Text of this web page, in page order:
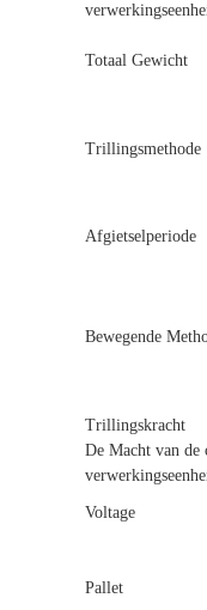
Totaal Gewicht
Trillingsmethode
Afgietselperiode
Bewegende
Trillingskracht
De Macht van de
Voltage
Pallet